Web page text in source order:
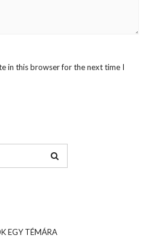
in this browser for the next time I
EGY TÉMÁRA